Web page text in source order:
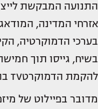
התנועה המבקשת
אזרחי המדינה,
בערכי הדמוקרטיה,
להקמת הדמוקרטTV בהובלתה של לוסי אהריש.
מדובר בפיילוט של